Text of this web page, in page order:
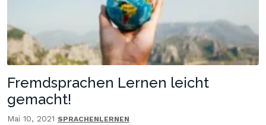
Fremdsprachen Lernen leicht
gemacht!
Mai 10, 2021 SPRACHENLERNEN